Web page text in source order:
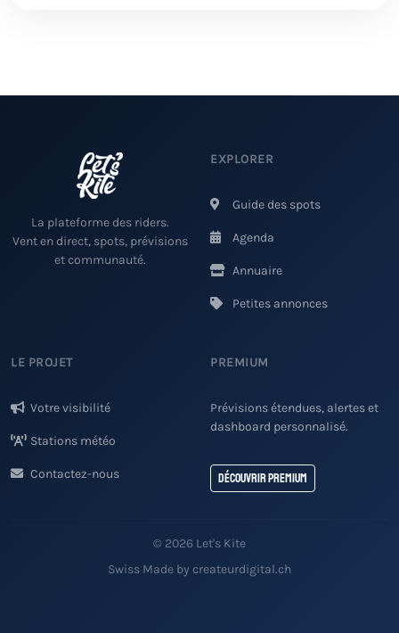
La plateforme des riders.
Vent en direct, spots, prévisions
et communauté.
EXPLORER
Guide des spots
Agenda
Annuaire
Petites annonces
LE PROJET
Votre visibilité
Stations météo
Contactez-nous
PREMIUM
Prévisions étendues, alertes et
dashboard personnalisé.
Découvrir Premium
© 2026 Let's Kite
Swiss Made by createurdigital.ch